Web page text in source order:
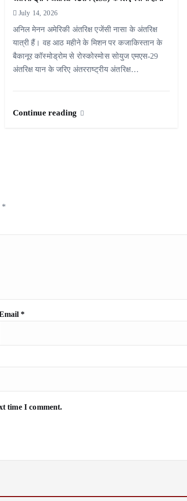
July 14, 2026
अनिल मेनन अमेरिकी अंतरिक्ष एजेंसी नासा के अंतरिक्ष
यात्री हैं। वह आठ महीने के मिशन पर कजाकिस्तान के
बैकानूर कॉस्मोड्रोम से रोस्कोस्मोस सोयुज एमएस-29
अंतरिक्ष यान के जरिए अंतरराष्ट्रीय अंतरिक्ष…
Continue reading
*
*
time I comment.